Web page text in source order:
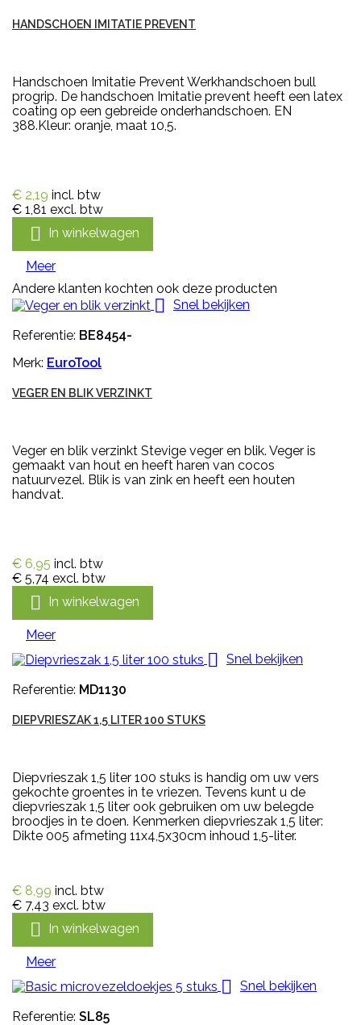
HANDSCHOEN IMITATIE PREVENT
Handschoen Imitatie Prevent Werkhandschoen bull
progrip. De handschoen Imitatie prevent heeft een latex
coating op een gebreide onderhandschoen. EN
388.Kleur: oranje, maat 10,5.
€ 2,19 incl. btw
€ 1,81 excl. btw
 In winkelwagen
Meer
Andere klanten kochten ook deze producten
 Snel bekijken
Referentie: BE8454-
Merk: EuroTool
VEGER EN BLIK VERZINKT
Veger en blik verzinkt Stevige veger en blik. Veger is
gemaakt van hout en heeft haren van cocos
natuurvezel. Blik is van zink en heeft een houten
handvat.
€ 6,95 incl. btw
€ 5,74 excl. btw
 In winkelwagen
Meer
 Snel bekijken
Referentie: MD1130
DIEPVRIESZAK 1,5 LITER 100 STUKS
Diepvrieszak 1,5 liter 100 stuks is handig om uw vers
gekochte groentes in te vriezen. Tevens kunt u de
diepvrieszak 1,5 liter ook gebruiken om uw belegde
broodjes in te doen. Kenmerken diepvrieszak 1,5 liter:
Dikte 005 afmeting 11x4,5x30cm inhoud 1,5-liter.
€ 8,99 incl. btw
€ 7,43 excl. btw
 In winkelwagen
Meer
 Snel bekijken
Referentie: SL85